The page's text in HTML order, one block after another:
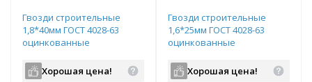
Гвозди строительные
1,8*40мм ГОСТ 4028-63
оцинкованные
Хорошая цена!
Гвозди строительные
1,6*25мм ГОСТ 4028-63
оцинкованные
Хорошая цена!